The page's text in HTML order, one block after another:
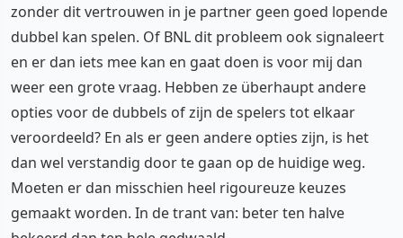
zonder dit vertrouwen in je partner geen goed lopende
dubbel kan spelen. Of BNL dit probleem ook signaleert
en er dan iets mee kan en gaat doen is voor mij dan
weer een grote vraag. Hebben ze überhaupt andere
opties voor de dubbels of zijn de spelers tot elkaar
veroordeeld? En als er geen andere opties zijn, is het
dan wel verstandig door te gaan op de huidige weg.
Moeten er dan misschien heel rigoureuze keuzes
gemaakt worden. In de trant van: beter ten halve